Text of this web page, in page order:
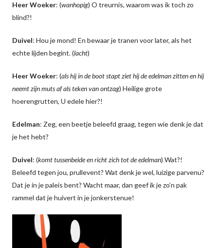
Heer Woeker: (wanhopig) O treurnis, waarom was ik toch zo
blind?!
Duivel: Hou je mond! En bewaar je tranen voor later, als het
echte lijden begint. (lacht)
Heer Woeker: (als hij in de boot stapt ziet hij de edelman zitten en hij
neemt zijn muts af als teken van ontzag) Heilige grote
hoerengrutten, U edele hier?!
Edelman: Zeg, een beetje beleefd graag, tegen wie denk je dat
je het hebt?
Duivel: (komt tussenbeide en richt zich tot de edelman) Wat?!
Beleefd tegen jou, prullevent? Wat denk je wel, luizige parvenu?
Dat je in je paleis bent? Wacht maar, dan geef ik je zo’n pak
rammel dat je huivert in je jonkerstenue!